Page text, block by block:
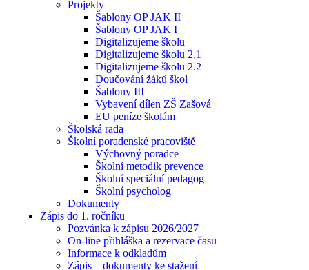
Projekty
Šablony OP JAK II
Šablony OP JAK I
Digitalizujeme školu
Digitalizujeme školu 2.1
Digitalizujeme školu 2.2
Doučování žáků škol
Šablony III
Vybavení dílen ZŠ Zašová
EU peníze školám
Školská rada
Školní poradenské pracoviště
Výchovný poradce
Školní metodik prevence
Školní speciální pedagog
Školní psycholog
Dokumenty
Zápis do 1. ročníku
Pozvánka k zápisu 2026/2027
On-line přihláška a rezervace času
Informace k odkladům
Zápis – dokumenty ke stažení